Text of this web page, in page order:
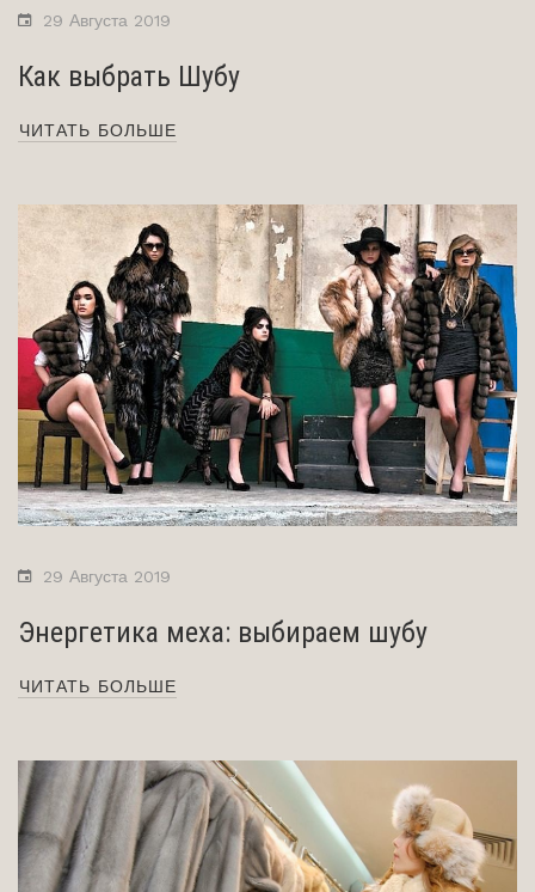
29 Августа 2019
Как выбрать Шубу
ЧИТАТЬ БОЛЬШЕ
29 Августа 2019
Энергетика меха: выбираем шубу
ЧИТАТЬ БОЛЬШЕ